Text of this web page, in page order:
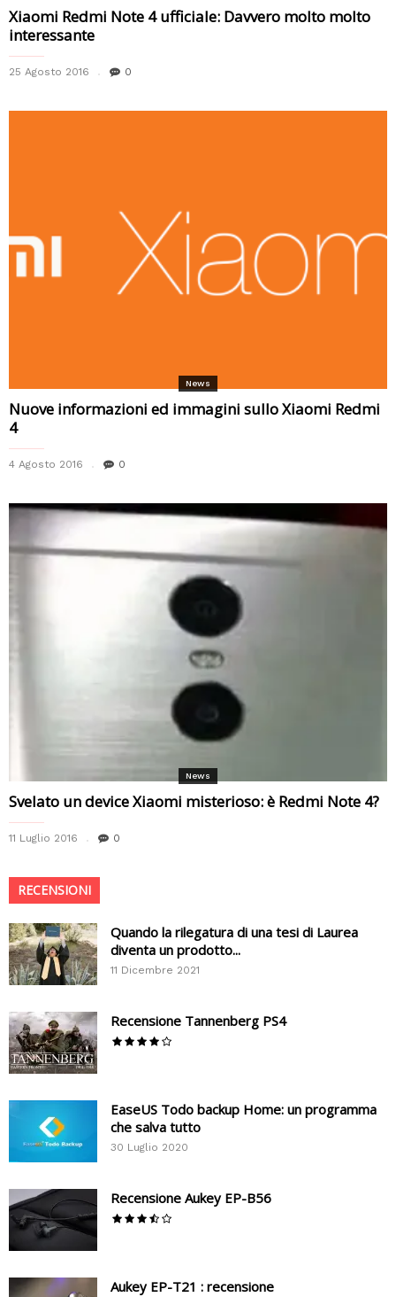
Xiaomi Redmi Note 4 ufficiale: Davvero molto molto
interessante
25 Agosto 2016 0
News
Nuove informazioni ed immagini sullo Xiaomi Redmi
4
4 Agosto 2016 0
News
Svelato un device Xiaomi misterioso: è Redmi Note 4?
11 Luglio 2016 0
RECENSIONI
Quando la rilegatura di una tesi di Laurea
diventa un prodotto...
11 Dicembre 2021
Recensione Tannenberg PS4
EaseUS Todo backup Home: un programma
che salva tutto
30 Luglio 2020
Recensione Aukey EP-B56
Aukey EP-T21 : recensione